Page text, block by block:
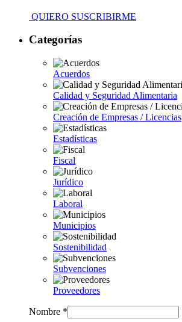
QUIERO SUSCRIBIRME
Categorías
Acuerdos
Calidad y Seguridad Alimentaria
Creación de Empresas / Licencias
Estadísticas
Fiscal
Jurídico
Laboral
Municipios
Sostenibilidad
Subvenciones
Proveedores
Nombre *